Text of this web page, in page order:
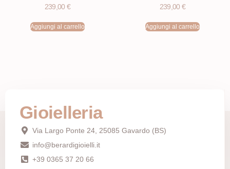
239,00 €
Aggiungi al carrello
239,00 €
Aggiungi al carrello
Gioielleria
Via Largo Ponte 24, 25085 Gavardo (BS)
info@berardigioielli.it
+39 0365 37 20 66